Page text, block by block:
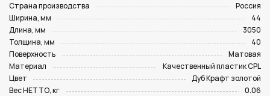
Страна производства
Россия
Ширина, мм
44
Длина, мм
3050
Толщина, мм
40
Поверхность
Матовая
Материал
Качественный пластик CPL
Цвет
Дуб Крафт золотой
Вес НЕТТО, кг
0.06